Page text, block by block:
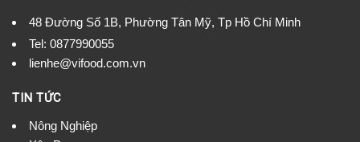
48 Đường Số 1B, Phường Tân Mỹ, Tp Hồ Chí Minh
Tel: 0877990055
lienhe@vifood.com.vn
TIN TỨC
Nông Nghiệp